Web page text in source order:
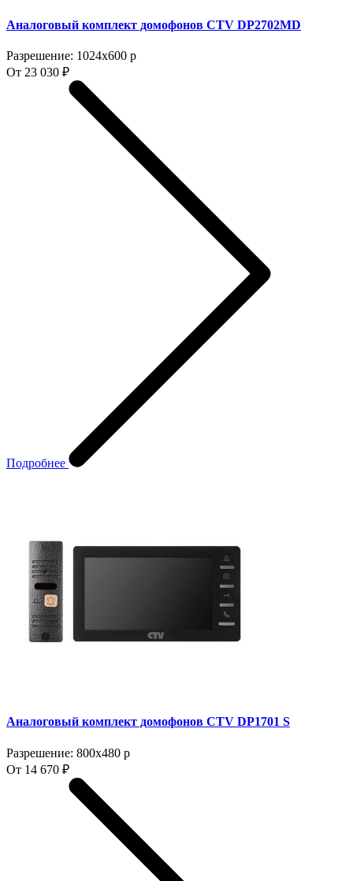
Аналоговый комплект домофонов CTV DP2702MD
Разрешение: 1024x600 p
От 23 030 ₽
Подробнее
Аналоговый комплект домофонов CTV DP1701 S
Разрешение: 800x480 p
От 14 670 ₽